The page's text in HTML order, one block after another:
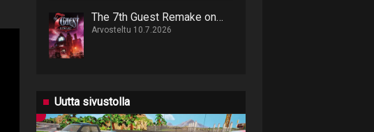
The 7th Guest Remake on onnistunut uusinta 90-luvun seikkailusta
Arvosteltu 10.7.2026
Uutta sivustolla